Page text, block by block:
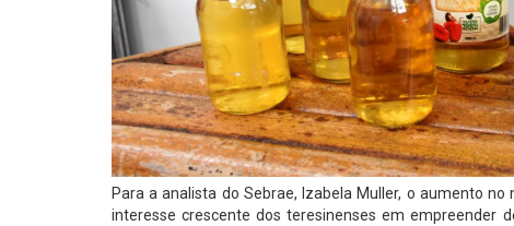
Para a analista do Sebrae, Izabela Muller, o aumento
interesse crescente dos teresinenses em empreender